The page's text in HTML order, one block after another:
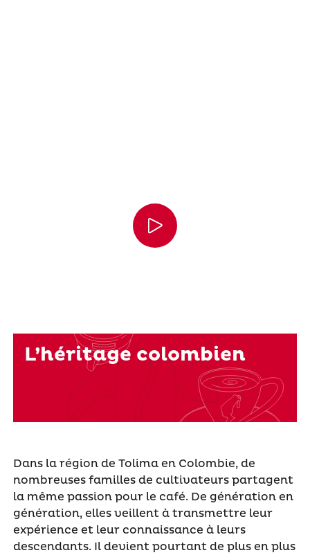
L’héritage colombien
Dans la région de Tolima en Colombie, de
nombreuses familles de cultivateurs partagent
la même passion pour le café. De génération en
génération, elles veillent à transmettre leur
expérience et leur connaissance à leurs
descendants. Il devient pourtant de plus en plus